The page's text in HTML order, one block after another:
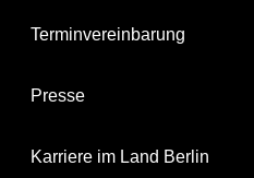
Terminvereinbarung
Presse
Karriere im Land Berlin